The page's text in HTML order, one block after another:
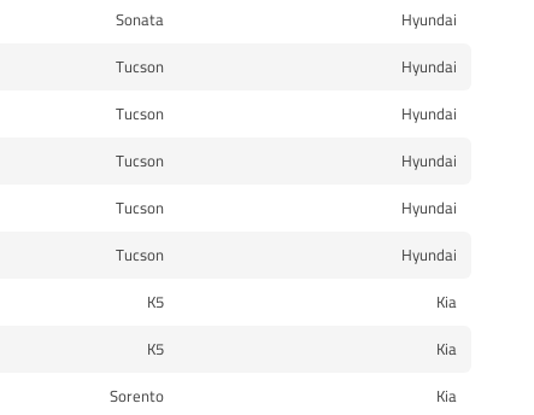
Hyundai
Sonata
Hyundai
Tucson
Hyundai
Tucson
Hyundai
Tucson
Hyundai
Tucson
Hyundai
Tucson
Kia
K5
Kia
K5
Kia
Sorento